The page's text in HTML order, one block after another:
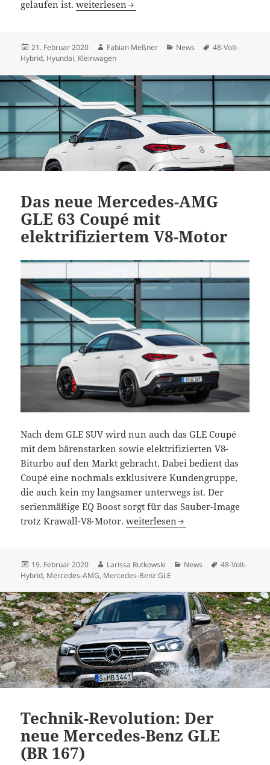
gelaufen ist.Neuer Hyundai i20 mit innovativem 48-Volt
weiterlesen
Veröffentlicht
am
21. Februar 2020 Autor
Fabian Meßner Kategorien
News Schlagwörter
48-Volt-
Hybrid, Hyundai, Kleinwagen
Das neue Mercedes-AMG
GLE 63 Coupé mit
elektrifiziertem V8-Motor
Nach dem GLE SUV wird nun auch das GLE Coupé
mit dem bärenstarken sowie elektrifizierten V8-
Biturbo auf den Markt gebracht. Dabei bedient das
Coupé eine nochmals exklusivere Kundengruppe,
die auch kein my langsamer unterwegs ist. Der
serienmäßige EQ Boost sorgt für das Sauber-Image
trotz Krawall-V8-Motor.Das neue Mercedes-AMG GLE
weiterlesen
Veröffentlicht
am
19. Februar 2020 Autor
Larissa Rutkowski Kategorien
News Schlagwörter
48-Volt-
Hybrid, Mercedes-AMG, Mercedes-Benz GLE
Technik-Revolution: Der
neue Mercedes-Benz GLE
(BR 167)